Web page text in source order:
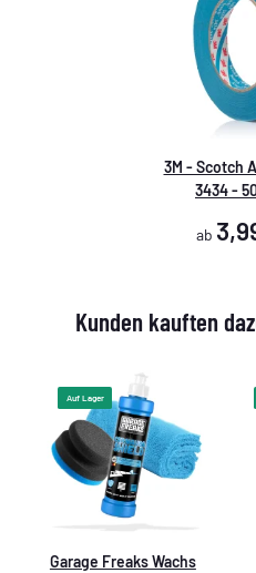
3M - Scotch
3434 -
ab
Kunden kauften
Auf Lager
Garage Freaks Wachs